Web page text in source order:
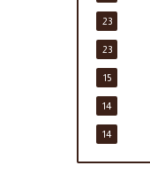
23
23
15
14
14